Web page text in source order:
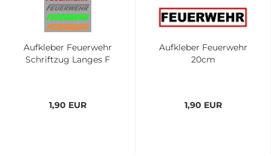
Aufkleber Feuerwehr
Schriftzug Langes F
1,90 EUR
Aufkleber Feuerwehr
20cm
1,90 EUR